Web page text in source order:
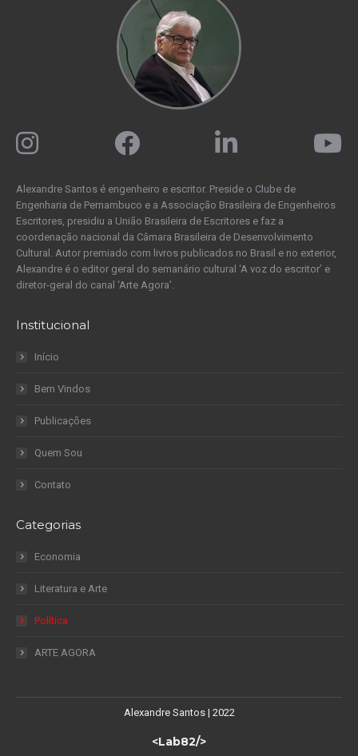
Alexandre Santos é engenheiro e escritor. Preside o Clube de
Engenharia de Pernambuco e a Associação Brasileira de Engenheiros
Escritores, presidiu a União Brasileira de Escritores e faz a
coordenação nacional da Câmara Brasileira de Desenvolvimento
Cultural. Autor premiado com livros publicados no Brasil e no exterior,
Alexandre é o editor geral do semanário cultural ‘A voz do escritor’ e
diretor-geral do canal ‘Arte Agora’.
Institucional
Início
Bem Vindos
Publicações
Quem Sou
Contato
Categorias
Economia
Literatura e Arte
Política
ARTE AGORA
Alexandre Santos | 2022
<Lab82/>